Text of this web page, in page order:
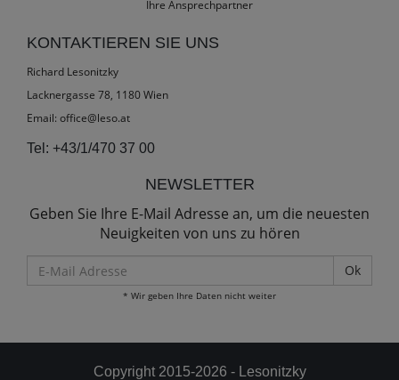
Ihre Ansprechpartner
KONTAKTIEREN SIE UNS
Richard Lesonitzky
Lacknergasse 78, 1180 Wien
Email: office@leso.at
Tel: +43/1/470 37 00
NEWSLETTER
Geben Sie Ihre E-Mail Adresse an, um die neuesten
Neuigkeiten von uns zu hören
Mail
Adresse
* Wir geben Ihre Daten nicht weiter
Copyright 2015-2026 - Lesonitzky